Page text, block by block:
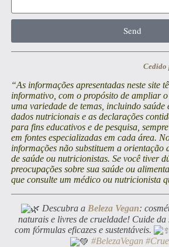
Send
Cedido
“As informações apresentadas neste site
informativo, com o propósito de ampliar
uma variedade de temas, incluindo saúde
dados nutricionais e as declarações
para fins educativos e de pesquisa,
em fontes especializadas em cada área.
informações não substituem a orientação
de saúde ou nutricionistas. Se você tiver
preocupações sobre sua saúde ou
que consulte um médico ou nutricionista
Descubra a Beleza Vegan:
naturais e livres de crueldade! Cuide da
com fórmulas eficazes e sustentáveis.
#BelezaVegan